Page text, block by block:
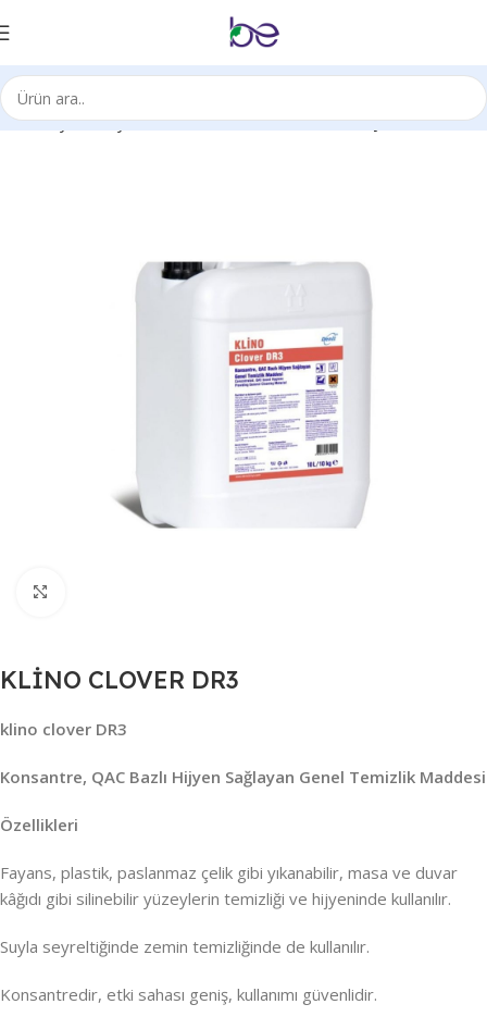
Ana Sayfa Kimyasal Ürünleri Clover Roomcare System
KLİNO CLOVER DR3
klino clover DR3
Konsantre, QAC Bazlı Hijyen Sağlayan Genel Temizlik Maddesi
Özellikleri
Fayans, plastik, paslanmaz çelik gibi yıkanabilir, masa ve duvar
kâğıdı gibi silinebilir yüzeylerin temizliği ve hijyeninde kullanılır.
Suyla seyreltiğinde zemin temizliğinde de kullanılır.
Konsantredir, etki sahası geniş, kullanımı güvenlidir.